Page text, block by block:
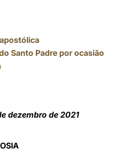
Santo Padre por ocasião
dezembro de 2021